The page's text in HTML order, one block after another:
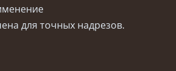
для точных надрезов.